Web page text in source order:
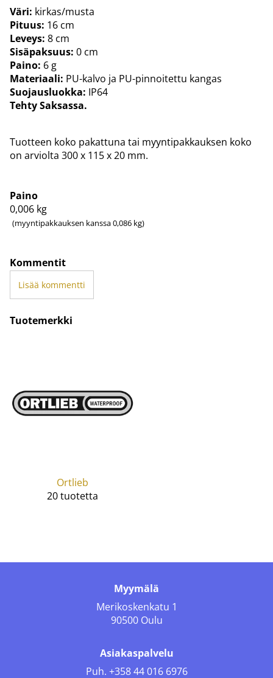
Väri: kirkas/musta
Pituus: 16 cm
Leveys: 8 cm
Sisäpaksuus: 0 cm
Paino: 6 g
Materiaali: PU-kalvo ja PU-pinnoitettu kangas
Suojausluokka: IP64
Tehty Saksassa.
Tuotteen koko pakattuna tai myyntipakkauksen koko
on arviolta 300 x 115 x 20 mm.
Paino
0,006 kg
(myyntipakkauksen kanssa 0,086 kg)
Kommentit
Lisää kommentti
Tuotemerkki
Ortlieb
20 tuotetta
Myymälä
Merikoskenkatu 1
90500 Oulu
Asiakaspalvelu
Puh. +358 44 016 6976